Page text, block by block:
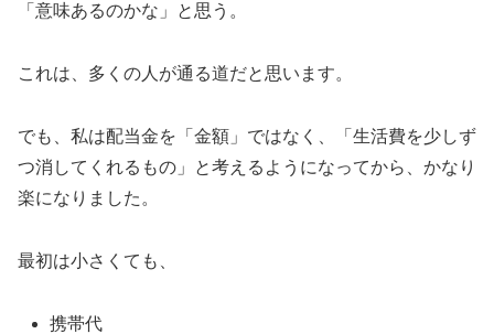
「意味あるのかな」と思う。
これは、多くの人が通る道だと思います。
でも、私は配当金を「金額」ではなく、「生活費を少しず
つ消してくれるもの」と考えるようになってから、かなり
楽になりました。
最初は小さくても、
携帯代